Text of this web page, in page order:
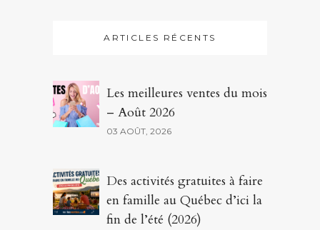
ARTICLES RÉCENTS
Les meilleures ventes du mois
– Août 2026
03 AOÛT, 2026
Des activités gratuites à faire
en famille au Québec d’ici la
fin de l’été (2026)